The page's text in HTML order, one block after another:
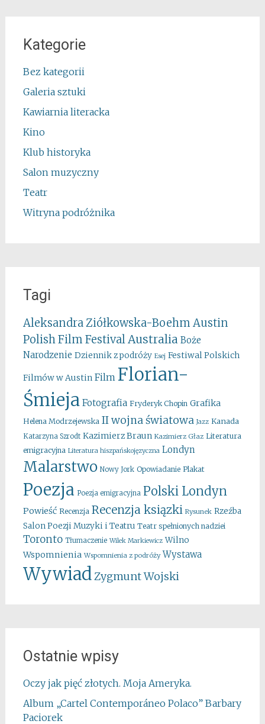
Kategorie
Bez kategorii
Galeria sztuki
Kawiarnia literacka
Kino
Klub historyka
Salon muzyczny
Teatr
Witryna podróżnika
Tagi
Aleksandra Ziółkowska-Boehm Austin
Polish Film FestivalAustralia Boże
Narodzenie Dziennik z podróży Esej Festiwal Polskich
Filmów w Austin Film Florian-
Śmieja Fotografia Fryderyk Chopin Grafika
Helena Modrzejewska II wojna światowa Jazz Kanada
Katarzyna Szrodt Kazimierz Braun Kazimierz Głaz Literatura
emigracyjna Literatura hiszpańskojęzyczna Londyn
Malarstwo Nowy Jork Opowiadanie Plakat
Poezja Poezja emigracyjna Polski Londyn
Powieść Recenzja Recenzja ksiązki Rysunek Rzeźba
Salon Poezji Muzyki i Teatru Teatr spełnionych nadziei
Toronto Tłumaczenie Wilek Markiewicz Wilno
Wspomnienia Wspomnienia z podróży Wystawa
WywiadZygmunt Wojski
Ostatnie wpisy
Oczy jak pięć złotych. Moja Ameryka.
Album „Cartel Contemporáneo Polaco” Barbary
Paciorek